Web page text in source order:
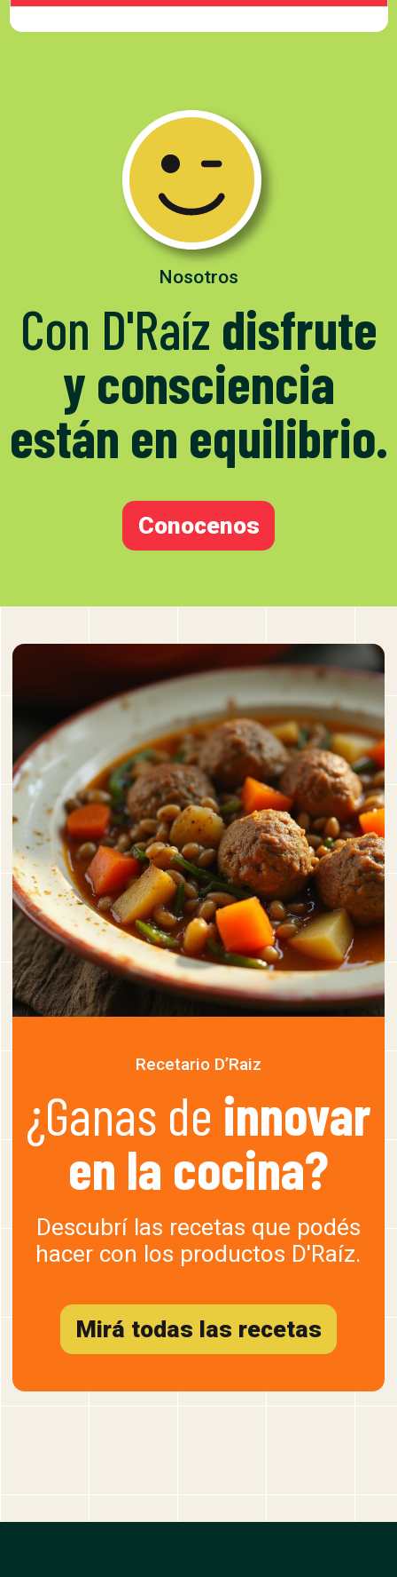
Nosotros
Con D'Raíz disfrute
y consciencia
están en equilibrio.
Conocenos
Recetario D’Raiz
¿Ganas de innovar
en la cocina?
Descubrí las recetas que podés
hacer con los productos D'Raíz.
Mirá todas las recetas